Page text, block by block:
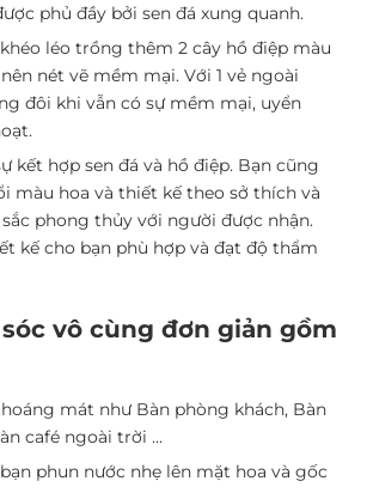
phủ đầy bởi sen đá xung quanh.
léo trồng thêm 2 cây hồ điệp màu
nét vẽ mềm mại. Với 1 vẻ ngoài
đôi khi vẫn có sự mềm mại, uyển
kết hợp sen đá và hồ điệp. Bạn cũng
màu hoa và thiết kế theo sở thích và
phong thủy với người được nhận.
kế cho bạn phù hợp và đạt độ thẩm
vô cùng đơn giản gồm
mát như Bàn phòng khách, Bàn
café ngoài trời …
bạn phun nước nhẹ lên mặt hoa và gốc